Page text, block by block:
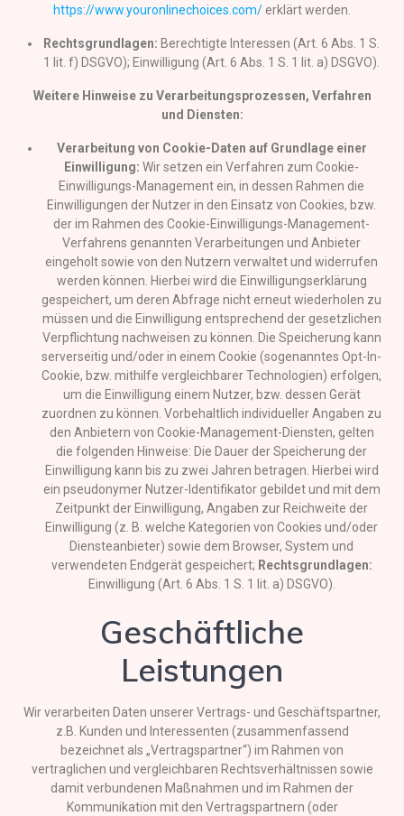
https://www.youronlinechoices.com/erklärt werden.
Rechtsgrundlagen: Berechtigte Interessen (Art. 6 Abs. 1 S.
1 lit. f) DSGVO); Einwilligung (Art. 6 Abs. 1 S. 1 lit. a) DSGVO).
Weitere Hinweise zu Verarbeitungsprozessen, Verfahren
und Diensten:
Verarbeitung von Cookie-Daten auf Grundlage einer
Einwilligung: Wir setzen ein Verfahren zum Cookie-
Einwilligungs-Management ein, in dessen Rahmen die
Einwilligungen der Nutzer in den Einsatz von Cookies, bzw.
der im Rahmen des Cookie-Einwilligungs-Management-
Verfahrens genannten Verarbeitungen und Anbieter
eingeholt sowie von den Nutzern verwaltet und widerrufen
werden können. Hierbei wird die Einwilligungserklärung
gespeichert, um deren Abfrage nicht erneut wiederholen zu
müssen und die Einwilligung entsprechend der gesetzlichen
Verpflichtung nachweisen zu können. Die Speicherung kann
serverseitig und/oder in einem Cookie (sogenanntes Opt-In-
Cookie, bzw. mithilfe vergleichbarer Technologien) erfolgen,
um die Einwilligung einem Nutzer, bzw. dessen Gerät
zuordnen zu können. Vorbehaltlich individueller Angaben zu
den Anbietern von Cookie-Management-Diensten, gelten
die folgenden Hinweise: Die Dauer der Speicherung der
Einwilligung kann bis zu zwei Jahren betragen. Hierbei wird
ein pseudonymer Nutzer-Identifikator gebildet und mit dem
Zeitpunkt der Einwilligung, Angaben zur Reichweite der
Einwilligung (z. B. welche Kategorien von Cookies und/oder
Diensteanbieter) sowie dem Browser, System und
verwendeten Endgerät gespeichert; Rechtsgrundlagen:
Einwilligung (Art. 6 Abs. 1 S. 1 lit. a) DSGVO).
Geschäftliche
Leistungen
Wir verarbeiten Daten unserer Vertrags- und Geschäftspartner,
z.B. Kunden und Interessenten (zusammenfassend
bezeichnet als „Vertragspartner“) im Rahmen von
vertraglichen und vergleichbaren Rechtsverhältnissen sowie
damit verbundenen Maßnahmen und im Rahmen der
Kommunikation mit den Vertragspartnern (oder